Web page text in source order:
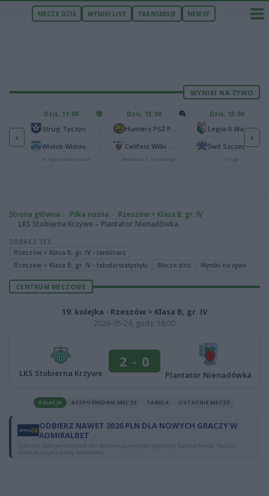
MECZE DZIŚ WYNIKI LIVE TRANSMISJE NEWSY
WYNIKI NA ŻYWO
‹
Podbeskidzie Bielsko-Biała2
2
Dziś, 11:00
Strug Tyczyn
IV liga podkarpacka
Dziś, 13:00
Metalkas 2. Ekstraliga
Dziś, 13:00
Legia II Warszawa
Świt Szczecin
II liga
›
Strona główna Piłka nożna
Rzeszów > Klasa B, gr. IV
LKS Stobierna Krzywe – Plantator Nienadówka
ZOBACZ TEŻ
Rzeszów > Klasa B, gr. IV - terminarz
Rzeszów > Klasa B, gr. IV - tabela/statystyki
Mecze dziś Wyniki na żywo
CENTRUM MECZOWE
19. kolejka - Rzeszów > Klasa B, gr. IV
2026-05-24, godz. 18:00
LKS Stobierna Krzywe
2 - 0
Plantator Nienadówka
RELACJA BEZPOŚREDNIE MECZE TABELA OSTATNIE MECZE
ODBIERZ NAWET 2026 PLN DLA NOWYCH GRACZY W
ADMIRALBET
Tylko dla osób pełnoletnich 18+. Reklamujemy tylko legalnych bukmacherów. Hazard
stwarza ryzyko straty finansowej.